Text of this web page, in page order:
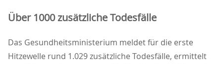
Über 1000 zusätzliche Todesfälle
Das Gesundheitsministerium meldet für die erste
Hitzewelle rund 1.029 zusätzliche Todesfälle, ermittelt